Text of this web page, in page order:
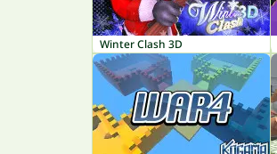
Winter Clash 3D